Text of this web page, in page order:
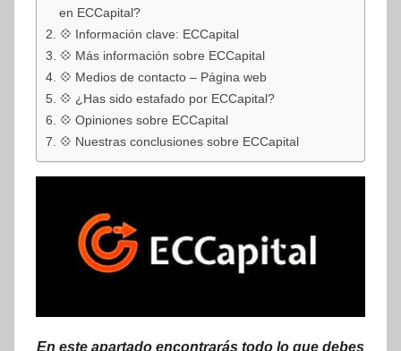
en ECCapital?
💠 Información clave: ECCapital
💠 Más información sobre ECCapital
💠 Medios de contacto – Página web
💠 ¿Has sido estafado por ECCapital?
💠 Opiniones sobre ECCapital
💠 Nuestras conclusiones sobre ECCapital
En este apartado encontrarás todo lo que debes